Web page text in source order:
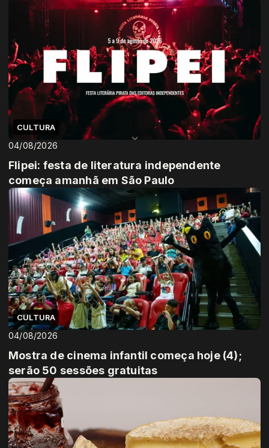
CULTURA
04/08/2026
Flipei: festa de literatura independente
começa amanhã em São Paulo
CULTURA
04/08/2026
Mostra de cinema infantil começa hoje (4);
serão 50 sessões gratuitas